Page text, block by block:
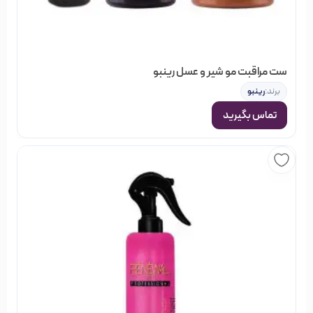
ست مراقبت مو شیر و عسل رینبو
برند:رینبو
تماس بگیرید